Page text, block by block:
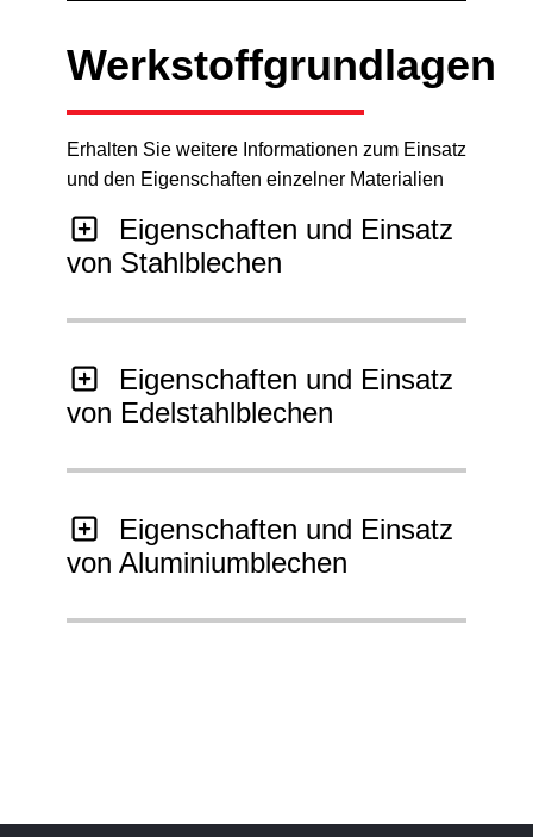
Werkstoffgrundlagen
Erhalten Sie weitere Informationen zum Einsatz
und den Eigenschaften einzelner Materialien
Eigenschaften und Einsatz
von Stahlblechen
Eigenschaften und Einsatz
von Edelstahlblechen
Eigenschaften und Einsatz
von Aluminiumblechen